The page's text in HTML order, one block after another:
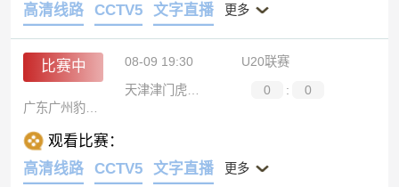
高清线路
CCTV5 文字直播 更多
比赛中 08-09 19:30
U20联赛
天津津门虎U20
0 :
0
观看比赛：
高清线路
CCTV5 文字直播 更多